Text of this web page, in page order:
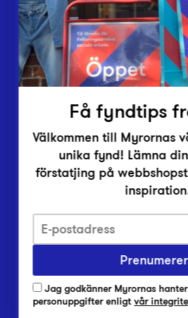
Inlämningsplatser
Om Myrorna
Lediga jobb
Pressrum
Integritetsskyddspolicy
Har du frågor om onlineköp, leverans
Har du frågor om vår verksamhet?
Vanliga frågor om Myrorna
Få fyndtips
Välkommen till Myrornas
unika fynd! Lämna
förstatjing på
Jag godkänner Myrornas
personuppgifter enligtvår